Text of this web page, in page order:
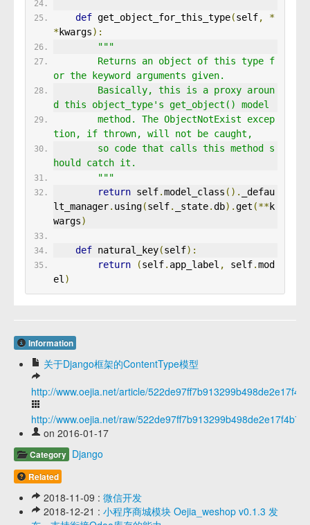
def get_object_for_this_type(self,
*
*kwargs):
"""
or the keyword arguments given.
d this object_type's get_object() model
tion, if thrown, will not be caught,
hould catch it.
        """
return self.model_class ().
_defau
lt_manager. using(self. _state.db).get (**k
wargs)
def natural_key(self):
return
(self. app_label , self.mod
el )
Information
关于Django框架的ContentType模型
http://www.oejia.net/article/
http://www.oejia.net/raw/522de97ff7b913299b498de2e17f4b7e
on 2016-01-17
Category Django
Related
2018-11-09 : 微信开发
2018-12-21 : 小程序商城模块 Oejia_weshop v0.1.3 发